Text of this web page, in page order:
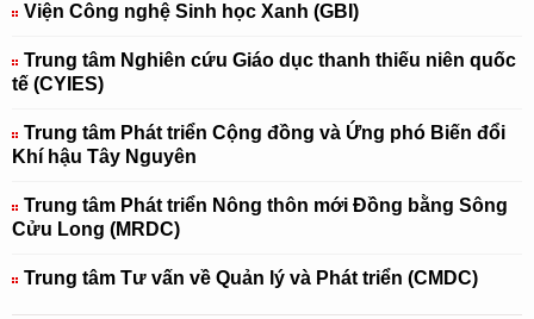
Viện Công nghệ Sinh học Xanh (GBI)
Trung tâm Nghiên cứu Giáo dục thanh thiếu niên quốc
tế (CYIES)
Trung tâm Phát triển Cộng đồng và Ứng phó Biến đổi
Khí hậu Tây Nguyên
Trung tâm Phát triển Nông thôn mới Đồng bằng Sông
Cửu Long (MRDC)
Trung tâm Tư vấn về Quản lý và Phát triển (CMDC)